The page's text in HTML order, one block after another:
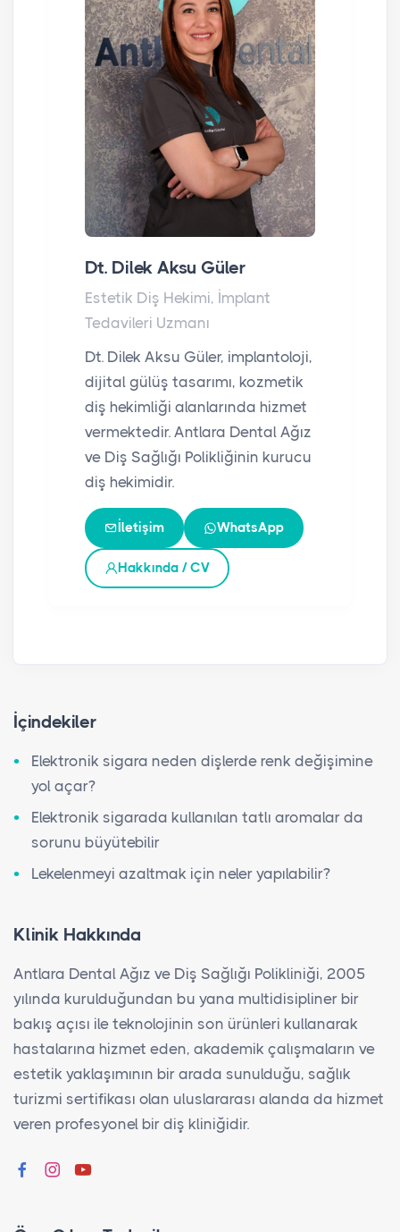
Dt. Dilek Aksu Güler
Estetik Diş Hekimi, İmplant
Tedavileri Uzmanı
Dt. Dilek Aksu Güler, implantoloji,
dijital gülüş tasarımı, kozmetik
diş hekimliği alanlarında hizmet
vermektedir. Antlara Dental Ağız
ve Diş Sağlığı Polikliğinin kurucu
diş hekimidir.
İletişim WhatsApp
Hakkında / CV
İçindekiler
Elektronik sigara neden dişlerde renk değişimine
yol açar?
Elektronik sigarada kullanılan tatlı aromalar da
sorunu büyütebilir
Lekelenmeyi azaltmak için neler yapılabilir?
Klinik Hakkında
Antlara Dental Ağız ve Diş Sağlığı Polikliniği, 2005
yılında kurulduğundan bu yana multidisipliner bir
bakış açısı ile teknolojinin son ürünleri kullanarak
hastalarına hizmet eden, akademik çalışmaların ve
estetik yaklaşımının bir arada sunulduğu, sağlık
turizmi sertifikası olan uluslararası alanda da hizmet
veren profesyonel bir diş kliniğidir.